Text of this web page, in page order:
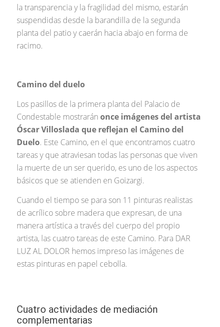
la transparencia y la fragilidad del mismo, estarán
suspendidas desde la barandilla de la segunda
planta del patio y caerán hacia abajo en forma de
racimo.
Camino del duelo
Los pasillos de la primera planta del Palacio de
Condestable mostrarán once imágenes del artista
Óscar Villoslada que reflejan el Camino del
Duelo. Este Camino, en el que encontramos cuatro
tareas y que atraviesan todas las personas que viven
la muerte de un ser querido, es uno de los aspectos
básicos que se atienden en Goizargi.
Cuando el tiempo se para son 11 pinturas realistas
de acrílico sobre madera que expresan, de una
manera artística a través del cuerpo del propio
artista, las cuatro tareas de este Camino. Para DAR
LUZ AL DOLOR hemos impreso las imágenes de
estas pinturas en papel cebolla.
Cuatro actividades de mediación
complementarias